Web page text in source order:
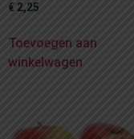
€ 2,25
Toevoegen aan
winkelwagen